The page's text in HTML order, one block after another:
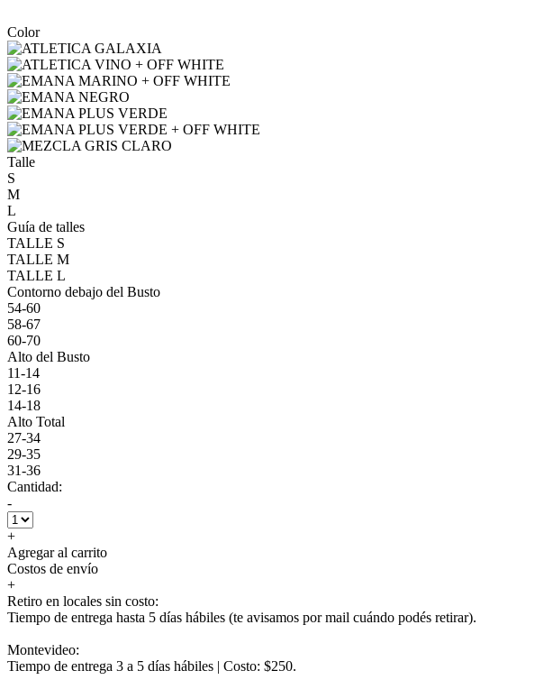
Color
Talle
S
M
L
Guía de talles
TALLE S
TALLE M
TALLE L
Contorno debajo del Busto
54-60
58-67
60-70
Alto del Busto
11-14
12-16
14-18
Alto Total
27-34
29-35
31-36
Cantidad:
-
+
Agregar al carrito
Costos de envío
+
Retiro en locales sin costo:
Tiempo de entrega hasta 5 días hábiles (te avisamos por mail cuándo podés retirar).
Montevideo:
Tiempo de entrega 3 a 5 días hábiles | Costo: $250.